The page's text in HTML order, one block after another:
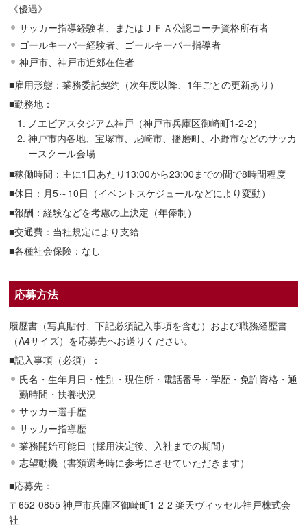
《優遇》
サッカー指導経験者、またはＪＦＡ公認コーチ資格所有者
ゴールキーパー経験者、ゴールキーパー指導者
神戸市、神戸市近郊在住者
■雇用形態：業務委託契約（次年度以降、1年ごとの更新あり）
■勤務地：
ノエビアスタジアム神戸（神戸市兵庫区御崎町1-2-2）
神戸市内各地、宝塚市、尼崎市、播磨町、小野市などのサッカ
ースクール会場
■稼働時間：主に1日あたり13:00から23:00までの間で8時間程度
■休日：月5～10日（イベントスケジュールなどにより変動）
■報酬：経験などを考慮の上決定（年俸制）
■交通費：当社規定により支給
■各種社会保険：なし
応募方法
履歴書（写真貼付、下記必須記入事項を含む）および職務経歴書
（A4サイズ）を応募先へお送りください。
■記入事項（必須）：
氏名・生年月日・性別・現住所・電話番号・学歴・免許資格・通
勤時間・扶養状況
サッカー選手歴
サッカー指導歴
業務開始可能日（採用決定後、入社までの期間）
志望動機（書類選考時に参考にさせていただきます）
■応募先：
〒652-0855 神戸市兵庫区御崎町1-2-2 楽天ヴィッセル神戸株式会
社